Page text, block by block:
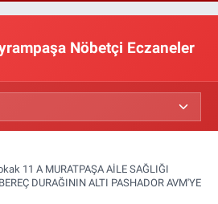
Nöbetçi Eczaneler
11 A MURATPAŞA AİLE SAĞLIĞI
DURAĞININ ALTI PASHADOR AVM'YE